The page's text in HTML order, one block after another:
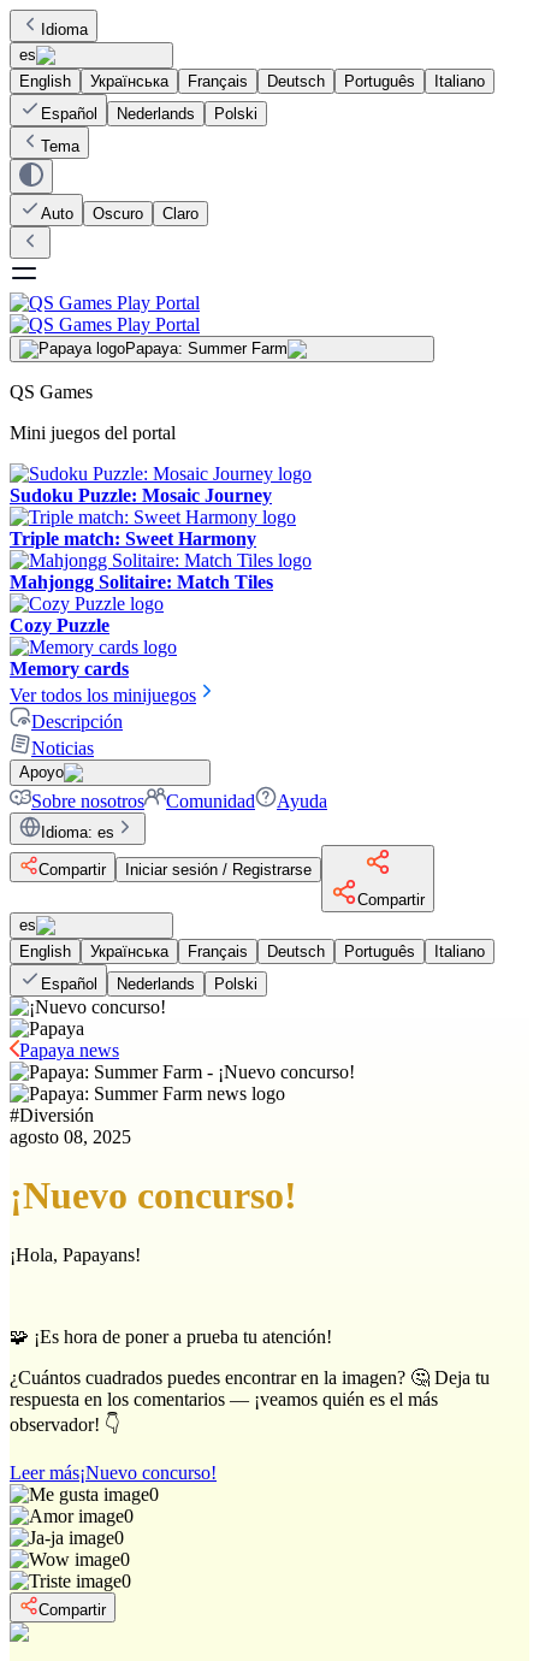
Idioma
es
English
Українська Français Deutsch Português
Italiano
Español
Nederlands
Polski
Tema
Auto Oscuro Claro
Papaya: Summer Farm
QS Games
Mini juegos del portal
Sudoku Puzzle: Mosaic Journey
Triple match: Sweet Harmony
Mahjongg Solitaire: Match Tiles
Cozy Puzzle
Memory cards
Ver todos los minijuegos
Descripción
Noticias
Apoyo
Sobre nosotros Comunidad Ayuda
Idioma: es
Compartir
Iniciar sesión / Registrarse
Compartir
es
English
Українська Français Deutsch Português
Italiano
Español
Nederlands Polski
Papaya news
#Diversión
agosto 08, 2025
¡Nuevo concurso!
¡Hola, Papayans!
🧩 ¡Es hora de poner a prueba tu atención!
¿Cuántos cuadrados puedes encontrar en la imagen? 🤔 Deja tu
respuesta en los comentarios — ¡veamos quién es el más
observador! 👇
Leer más¡Nuevo concurso!
0
0
0
0
0
Compartir